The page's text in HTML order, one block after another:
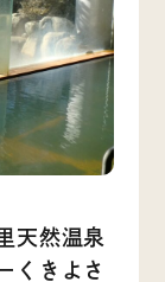
天然温泉
くきよさ